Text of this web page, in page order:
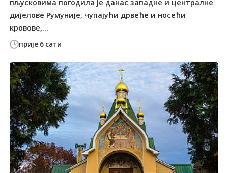
прије 6 сати
пљусковима погодила је данас западне и централне
дијелове Румуније, чупајући дрвеће и носећи
кровове,...